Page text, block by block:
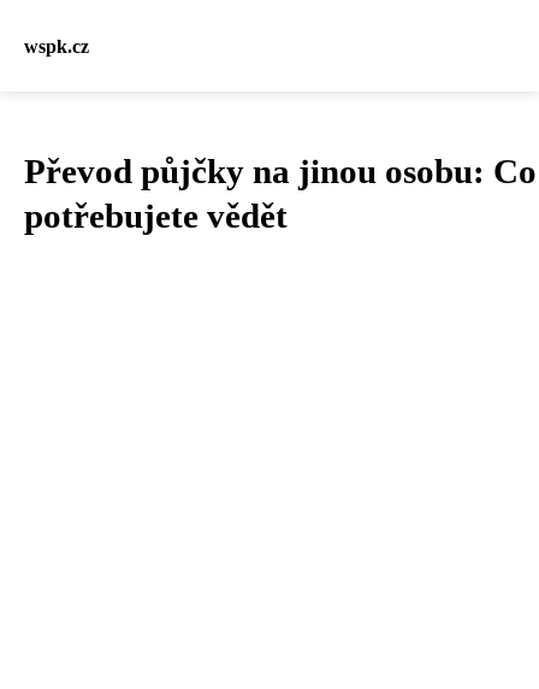
wspk.cz
Převod půjčky na jinou osobu: Co
potřebujete vědět